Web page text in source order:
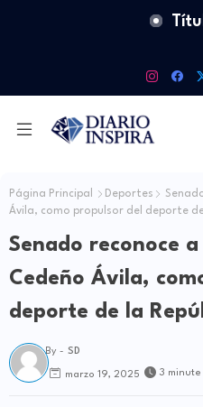
Página Principal Deportes
Ávila, como propulsor del deporte
Senado reconoce
Cedeño Ávila,
deporte de la
By - SD
marzo 19, 2025 3 minute